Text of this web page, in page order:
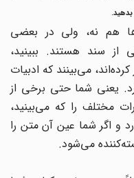
هم نه، ولی در بعضی
سند هستند. ببینید،
می‌بینند که ادبیات
شما حتی برخی از
مختلف را که می‌بینید،
اگر شما عین آن متن را
می‌شود.